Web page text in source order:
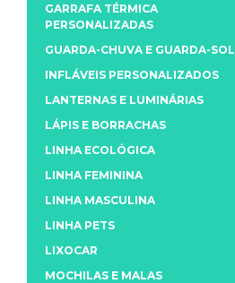
GARRAFA TÉRMICA
PERSONALIZADAS
GUARDA-CHUVA E GUARDA-SOL
INFLÁVEIS PERSONALIZADOS
LANTERNAS E LUMINÁRIAS
LÁPIS E BORRACHAS
LINHA ECOLÓGICA
LINHA FEMININA
LINHA MASCULINA
LINHA PETS
LIXOCAR
MOCHILAS E MALAS